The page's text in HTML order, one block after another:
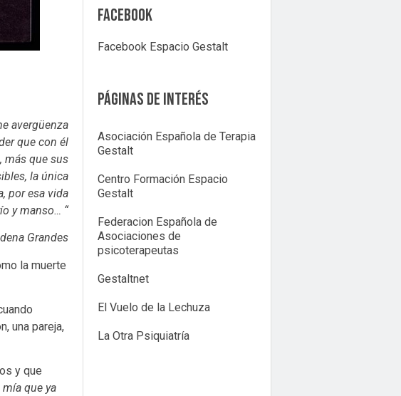
avergüenza
que con él
más que sus
la única
por esa vida
y manso… “
Grandes
la muerte
una pareja,
y que
que ya
Facebook
Facebook Espacio Gestalt
Páginas de interés
Asociación Española de Terapia
Gestalt
Centro Formación Espacio
Gestalt
Federacion Española de
Asociaciones de
psicoterapeutas
Gestaltnet
El Vuelo de la Lechuza
La Otra Psiquiatría